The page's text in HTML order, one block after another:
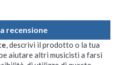
recensione
, descrivi il prodotto o la tua
aiutare altri musicisti a farsi